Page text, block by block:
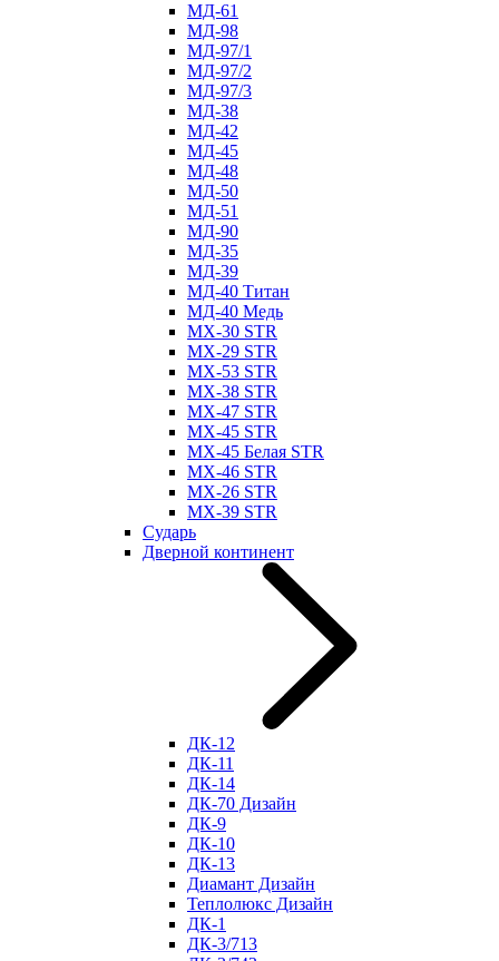
МД-61
МД-98
МД-97/1
МД-97/2
МД-97/3
МД-38
МД-42
МД-45
МД-48
МД-50
МД-51
МД-90
МД-35
МД-39
МД-40 Титан
МД-40 Медь
МХ-30 STR
МХ-29 STR
МХ-53 STR
МХ-38 STR
МХ-47 STR
МХ-45 STR
МХ-45 Белая STR
МХ-46 STR
МХ-26 STR
МХ-39 STR
Сударь
Дверной континент
ДК-12
ДК-11
ДК-14
ДК-70 Дизайн
ДК-9
ДК-10
ДК-13
Диамант Дизайн
Теплолюкс Дизайн
ДК-1
ДК-3/713